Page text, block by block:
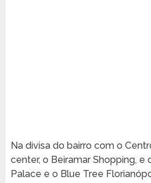
Na divisa do bairro com o
center, o Beiramar Shopping, e
Palace e o Blue Tree